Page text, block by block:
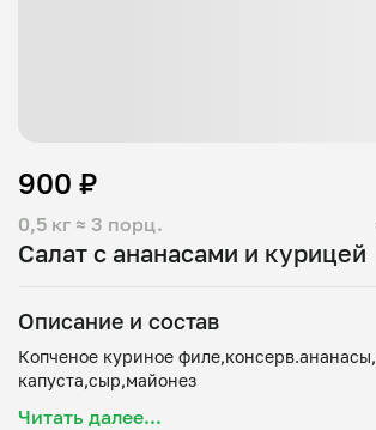
Салат с ананасами и курицей
0,5 кг ≈ 3 порц.
900 ₽
Описание и состав
Копченое куриное
Читать далее...